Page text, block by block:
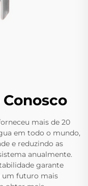
mais de 20
em todo o mundo,
e reduzindo as
anualmente.
garante
um futuro mais